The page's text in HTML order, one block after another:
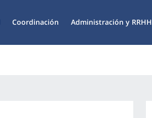
Coordinación Administración y RRHH